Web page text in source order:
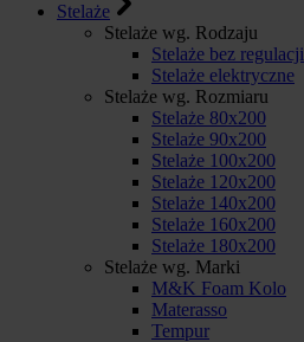
Stelaże
Stelaże wg. Rodzaju
Stelaże bez regulacji
Stelaże elektryczne
Stelaże wg. Rozmiaru
Stelaże 80x200
Stelaże 90x200
Stelaże 100x200
Stelaże 120x200
Stelaże 140x200
Stelaże 160x200
Stelaże 180x200
Stelaże wg. Marki
M&K Foam Kolo
Materasso
Tempur